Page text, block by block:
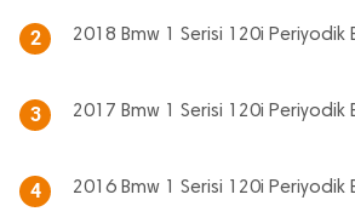
2 2018 Bmw 1 Serisi 120i Periyodik
3 2017 Bmw 1 Serisi 120i Periyodik
4 2016 Bmw 1 Serisi 120i Periyodik